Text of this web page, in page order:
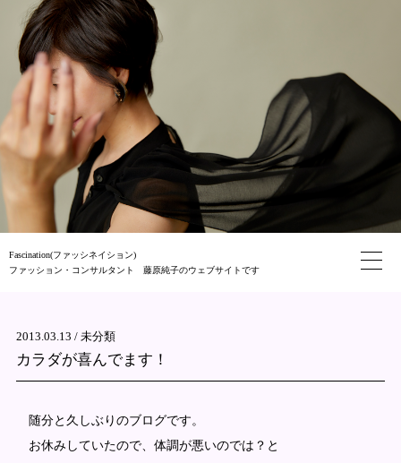
Fascination(ファッシネイション)
ファッション・コンサルタント 藤原純子のウェブサイトです
2013.03.13 / 未分類
カラダが喜んでます！
随分と久しぶりのブログです。
お休みしていたので、体調が悪いのでは？と